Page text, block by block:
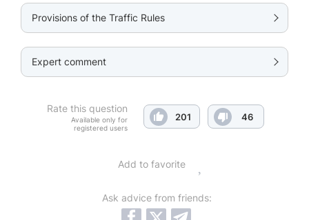
Provisions of the Traffic Rules
Expert comment
Rate this question
Available only for
registered users
201 46
Add to favorite
Ask advice from friends: